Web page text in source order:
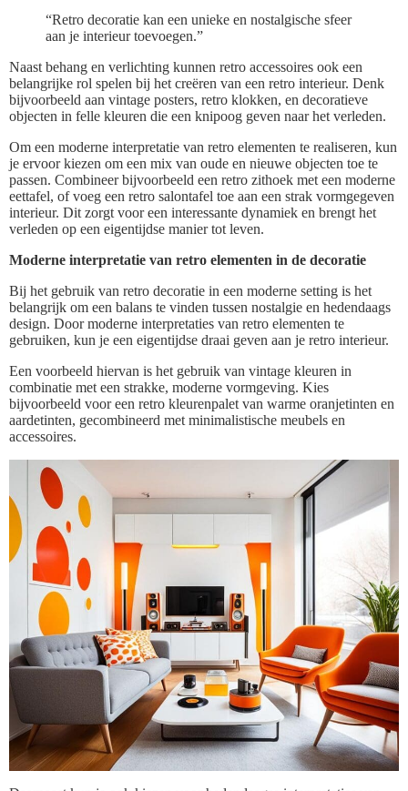
“Retro decoratie kan een unieke en nostalgische sfeer
aan je interieur toevoegen.”
Naast behang en verlichting kunnen retro accessoires ook een
belangrijke rol spelen bij het creëren van een retro interieur. Denk
bijvoorbeeld aan vintage posters, retro klokken, en decoratieve
objecten in felle kleuren die een knipoog geven naar het verleden.
Om een moderne interpretatie van retro elementen te realiseren, kun
je ervoor kiezen om een mix van oude en nieuwe objecten toe te
passen. Combineer bijvoorbeeld een retro zithoek met een moderne
eettafel, of voeg een retro salontafel toe aan een strak vormgegeven
interieur. Dit zorgt voor een interessante dynamiek en brengt het
verleden op een eigentijdse manier tot leven.
Moderne interpretatie van retro elementen in de decoratie
Bij het gebruik van retro decoratie in een moderne setting is het
belangrijk om een balans te vinden tussen nostalgie en hedendaags
design. Door moderne interpretaties van retro elementen te
gebruiken, kun je een eigentijdse draai geven aan je retro interieur.
Een voorbeeld hiervan is het gebruik van vintage kleuren in
combinatie met een strakke, moderne vormgeving. Kies
bijvoorbeeld voor een retro kleurenpalet van warme oranjetinten en
aardetinten, gecombineerd met minimalistische meubels en
accessoires.